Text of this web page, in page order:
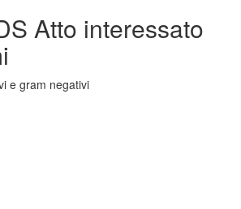
Atto interessato
e gram negativi